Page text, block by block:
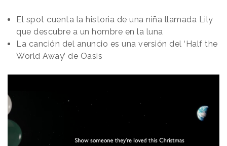
El spot cuenta la historia de una niña llamada Lily
que descubre a un hombre en la luna
La canción del anuncio es una versión del ‘Half the
World Away’ de Oasis